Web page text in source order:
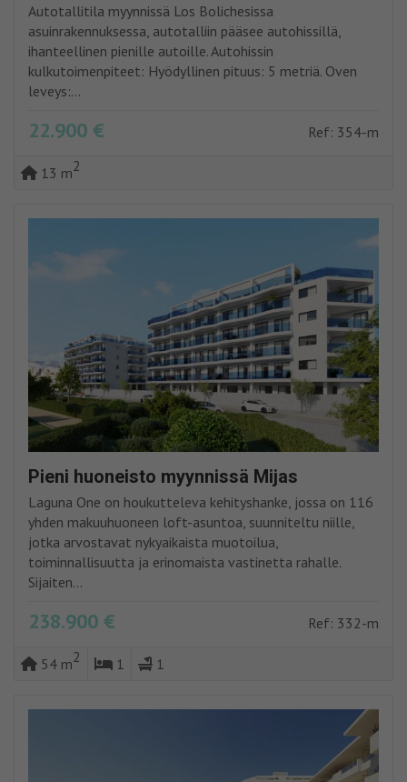
Autotallitila myynnissä Los Bolichesissa
asuinrakennuksessa, autotalliin pääsee autohissillä,
ihanteellinen pienille autoille. Autohissin
kulkutoimenpiteet: Hyödyllinen pituus: 5 metriä. Oven
leveys:...
22.900 € Ref: 354-m
13 m2
Pieni huoneisto myynnissä Mijas
Laguna One on houkutteleva kehityshanke, jossa on 116
yhden makuuhuoneen loft-asuntoa, suunniteltu niille,
jotka arvostavat nykyaikaista muotoilua,
toiminnallisuutta ja erinomaista vastinetta rahalle.
Sijaiten...
238.900 € Ref: 332-m
54 m2 1 1